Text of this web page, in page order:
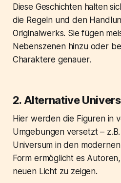
Diese Geschichten halten
die Regeln und den
Originalwerks. Sie fügen
Nebenszenen hinzu oder
Charaktere genauer.
2. Alternative
Hier werden die Figuren in
Umgebungen versetzt –
Universum in den
Form ermöglicht es
neuen Licht zu zeigen.